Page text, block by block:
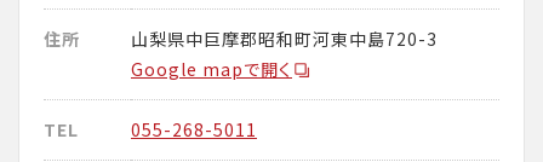
住所
山梨県中巨摩郡昭和町河東中島720-3
Google mapで開く
TEL 055-268-5011